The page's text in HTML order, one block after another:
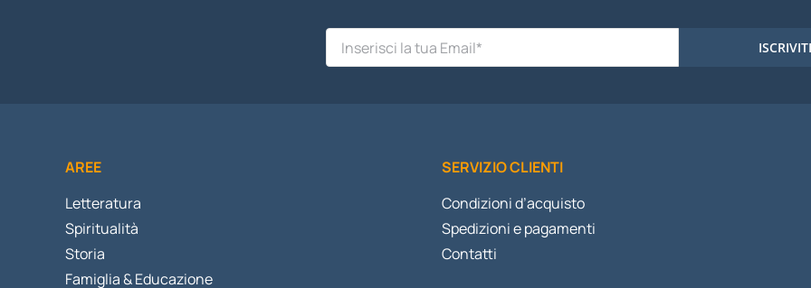
ISCRIVITI
AREE
Letteratura
Spiritualità
Storia
Famiglia & Educazione
SERVIZIO CLIENTI
Condizioni d’acquisto
Spedizioni e pagamenti
Contatti